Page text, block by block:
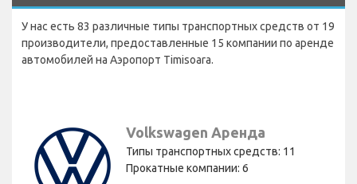
У нас есть 83 различные типы транспортных средств от 19
производители, предоставленные 15 компании по аренде
автомобилей на Аэропорт Timisoara.
Volkswagen Аренда
Типы транспортных средств: 11
Прокатные компании: 6